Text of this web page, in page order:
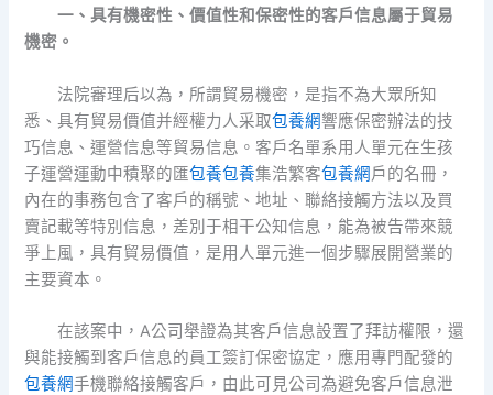
一、具有機密性、價值性和保密性的客戶信息屬于貿易
機密。
法院審理后以為，所謂貿易機密，是指不為大眾所知
悉、具有貿易價值并經權力人采取包養網響應保密辦法的技
巧信息、運營信息等貿易信息。客戶名單系用人單元在生孩
子運營運動中積聚的匯包養包養集浩繁客包養網 戶的名冊，
內在的事務包含了客戶的稱號、地址、聯絡接觸方法以及買
賣記載等特別信息，差別于相干公知信息，能為被告帶來競
爭上風，具有貿易價值，是用人單元進一個步驟展開營業的
主要資本。
在該案中，A公司舉證為其客戶信息設置了拜訪權限，還
與能接觸到客戶信息的員工簽訂保密協定，應用專門配發的
包養網手機聯絡接觸客戶，由此可見公司為避免客戶信息泄